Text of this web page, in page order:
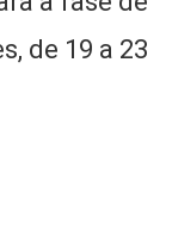
de 19 a 23